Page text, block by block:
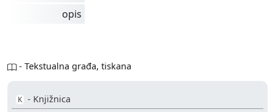
opis
- Tekstualna građa, tiskana
K - Knjižnica